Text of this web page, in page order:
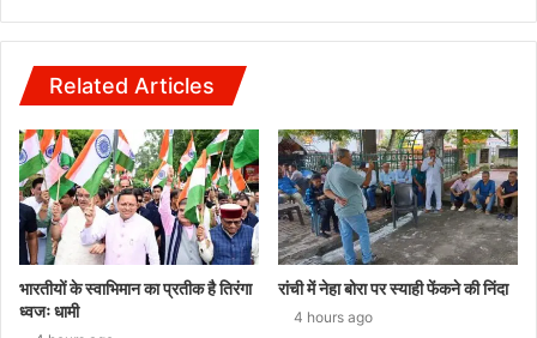
Related Articles
भारतीयों के स्वाभिमान का प्रतीक है तिरंगा
ध्वजः धामी
रांची में नेहा बोरा पर स्याही फेंकने की निंदा
4 hours ago